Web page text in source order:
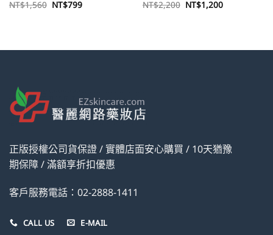
NT$1,560 原
始
NT$799目
NT$2,200 原
始
NT$1,200目
前
正版授權公司貨保證 / 實體店面安心購買 / 10天猶豫
期保障 / 滿額享折扣優惠
客戶服務電話：02-2888-1411
CALL US E-MAIL